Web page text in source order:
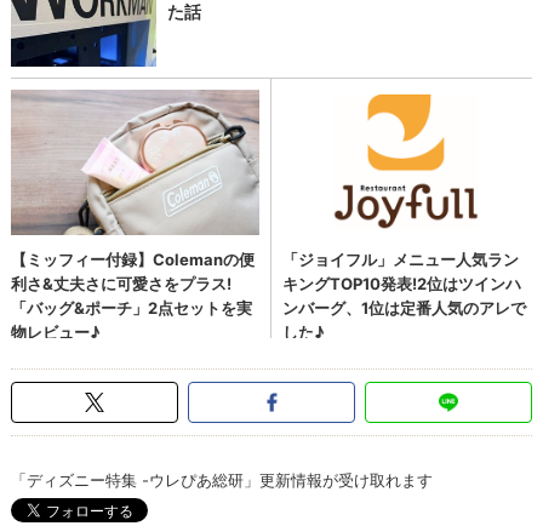
「ディズニー特集 -ウレぴあ総研」更新情報が受け取れます